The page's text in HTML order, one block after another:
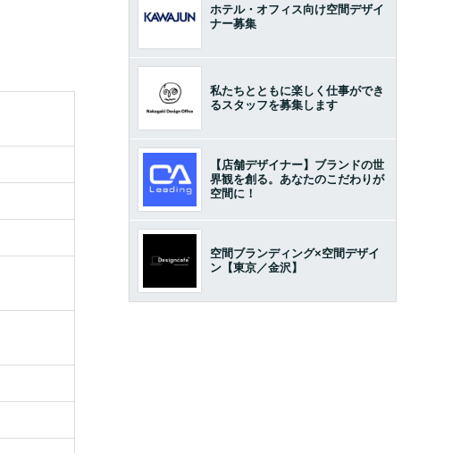
ホテル・オフィス向け空間デザイ
ナー募集
私たちとともに楽しく仕事ができ
るスタッフを募集します
【店舗デザイナー】ブランドの世
界観を創る。あなたのこだわりが
空間に！
空間ブランディング×空間デザイ
ン【東京／金沢】